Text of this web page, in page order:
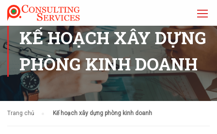
KẾ HOẠCH XÂY DỰNG
PHÒNG KINH DOANH
Trang chủ Kế hoạch xây dựng phòng kinh doanh